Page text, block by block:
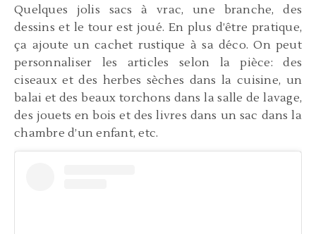
Quelques jolis sacs à vrac, une branche, des
dessins et le tour est joué. En plus d’être pratique,
ça ajoute un cachet rustique à sa déco. On peut
personnaliser les articles selon la pièce: des
ciseaux et des herbes sèches dans la cuisine, un
balai et des beaux torchons dans la salle de lavage,
des jouets en bois et des livres dans un sac dans la
chambre d’un enfant, etc.